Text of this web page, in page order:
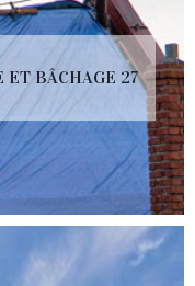
ET BÂCHAGE 27